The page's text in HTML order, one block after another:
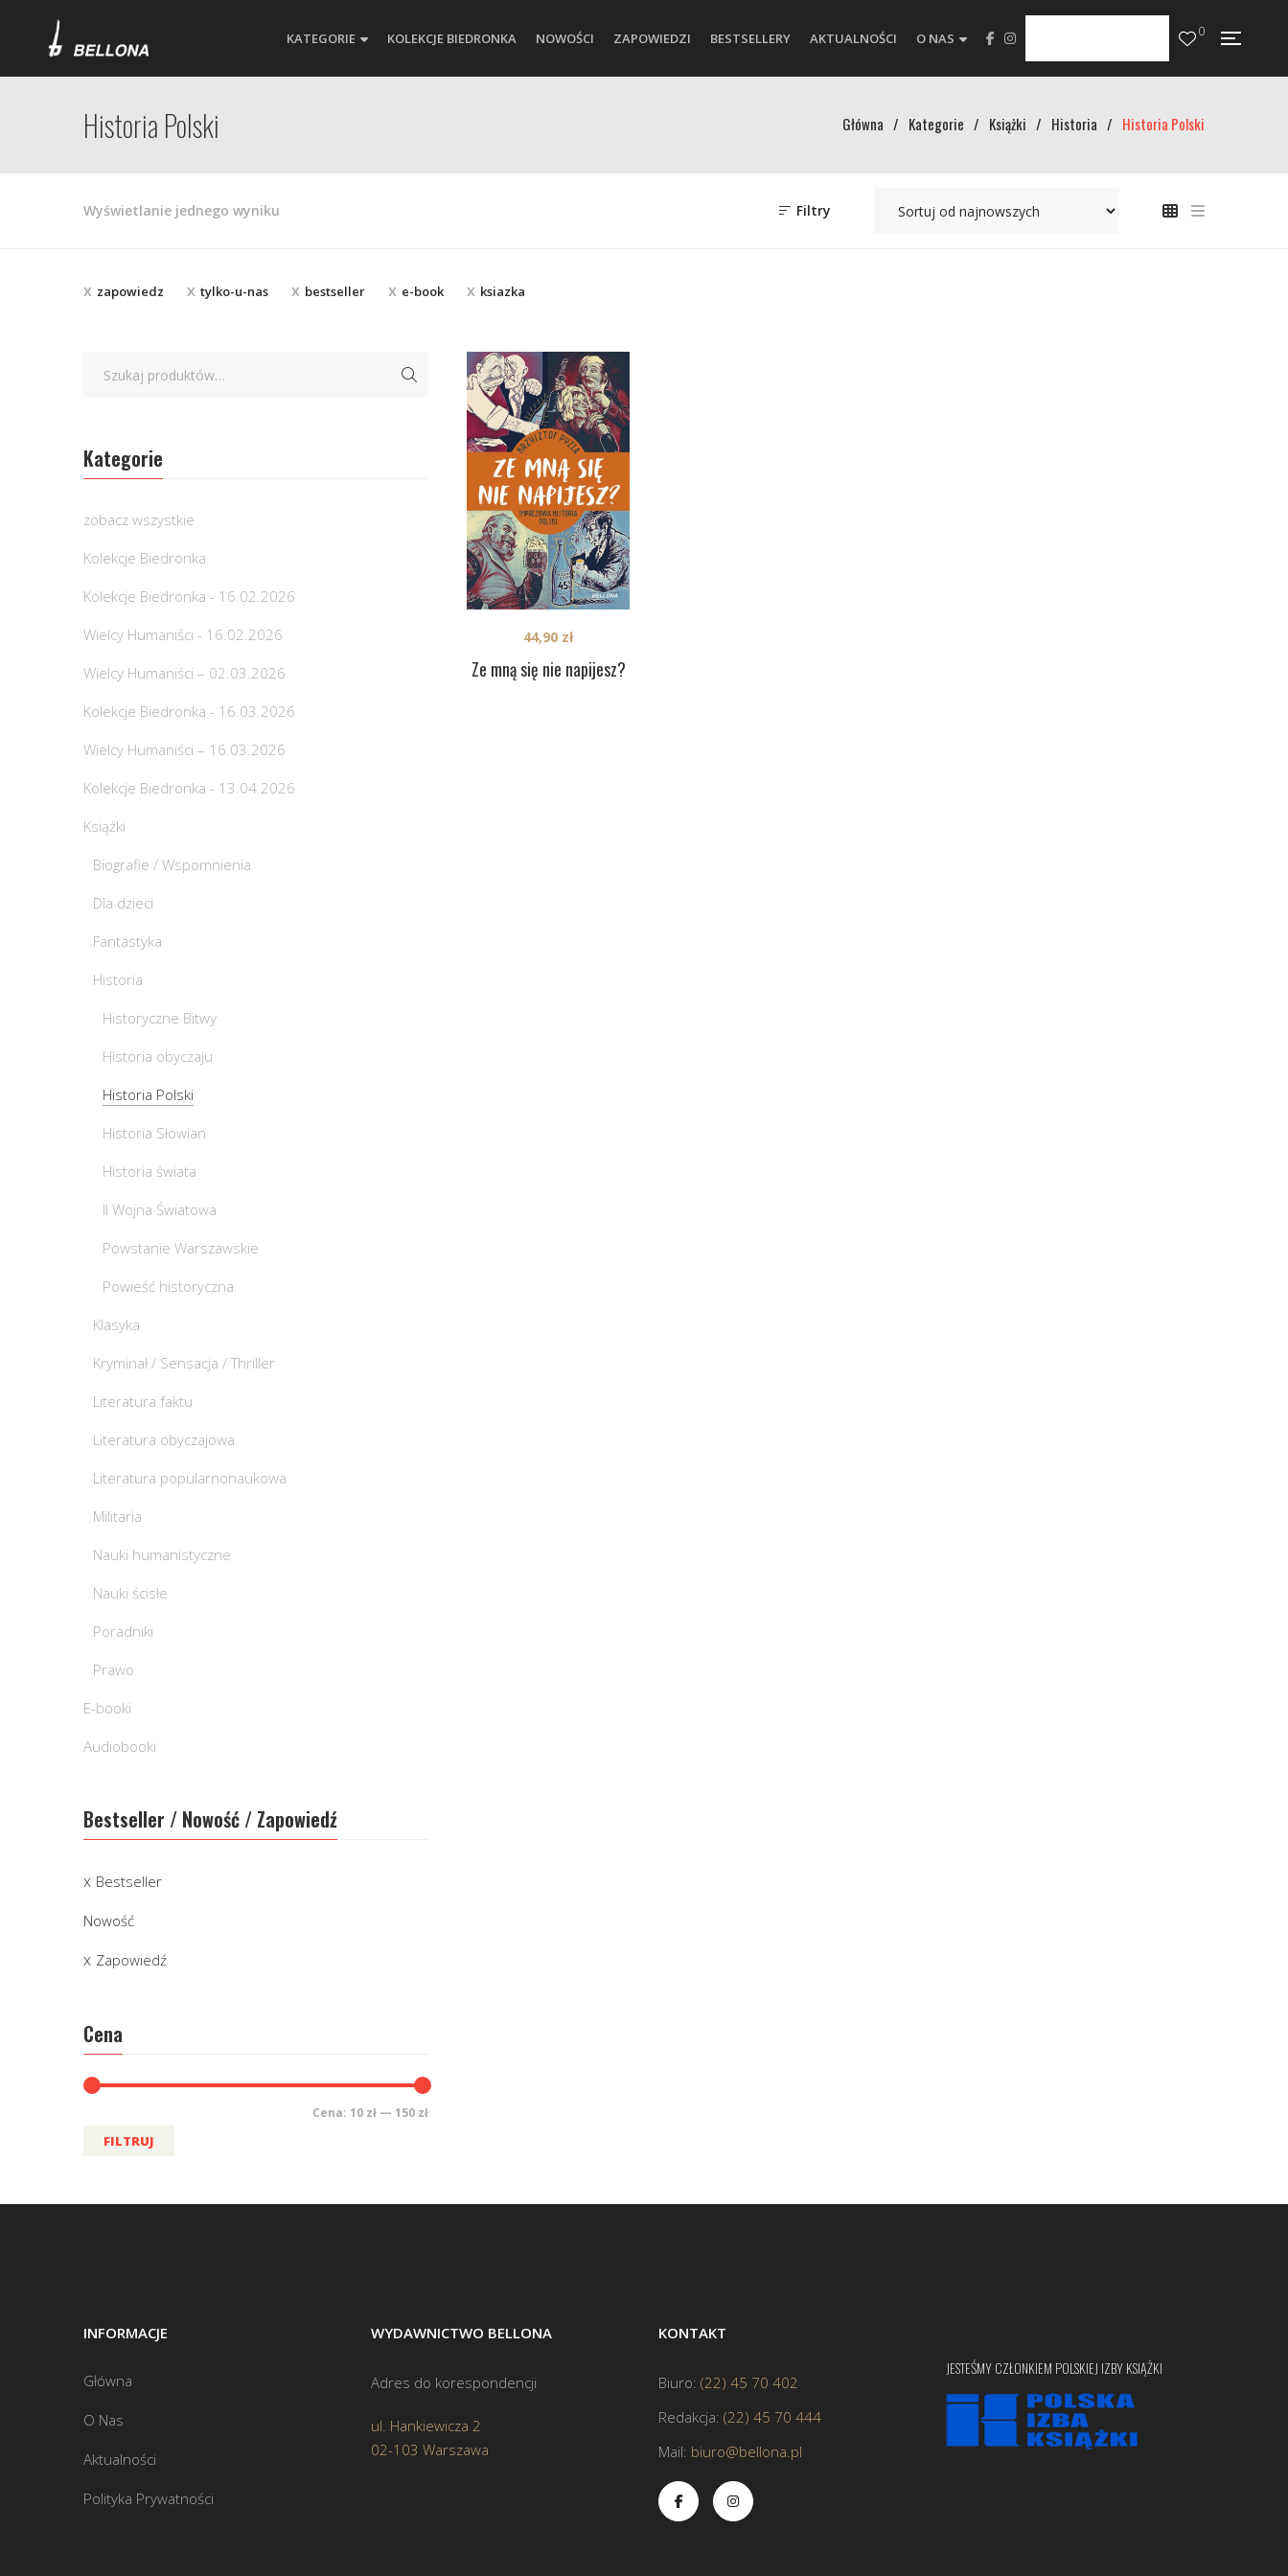
KATEGORIE KOLEKCJE BIEDRONKA NOWOŚCI ZAPOWIEDZI BESTSELLERY AKTUALNOŚCI O NAS 0
Historia Polski Główna / Kategorie / Książki / Historia / Historia Polski
Wyświetlanie jednego wyniku Filtry
zapowiedz tylko-u-nas bestseller e-book ksiazka
Ze mną się nie napijesz?
44,90 zł
Kategorie
zobacz wszystkie
Kolekcje Biedronka
Kolekcje Biedronka - 16.02.2026
Wielcy Humaniści - 16.02.2026
Wielcy Humaniści – 02.03.2026
Kolekcje Biedronka - 16.03.2026
Wielcy Humaniści – 16.03.2026
Kolekcje Biedronka - 13.04.2026
Książki
Biografie / Wspomnienia
Dla dzieci
Fantastyka
Historia
Historyczne Bitwy
Historia obyczaju
Historia Polski
Historia Słowian
Historia świata
II Wojna Światowa
Powstanie Warszawskie
Powieść historyczna
Klasyka
Kryminał / Sensacja / Thriller
Literatura faktu
Literatura obyczajowa
Literatura popularnonaukowa
Militaria
Nauki humanistyczne
Nauki ścisłe
Poradniki
Prawo
E-booki
Audiobooki
Bestseller / Nowość / Zapowiedź
Bestseller
Nowość
Zapowiedź
Cena
FILTRUJ
Cena: 10 zł — 150 zł
INFORMACJE
Główna
O Nas
Aktualności
Polityka Prywatności
WYDAWNICTWO BELLONA
Adres do korespondencji
ul. Hankiewicza 2
02-103 Warszawa
KONTAKT
Biuro: (22) 45 70 402
Redakcja: (22) 45 70 444
Mail: biuro@bellona.pl
JESTEŚMY CZŁONKIEM POLSKIEJ IZBY KSIĄŻKI